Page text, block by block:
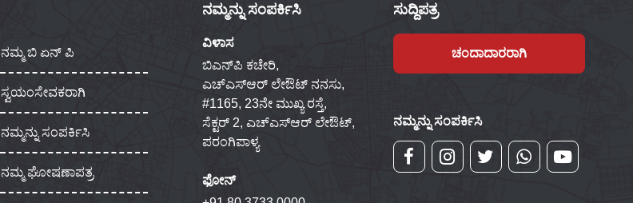
ನಮ್ಮ ಬಿ ಏನ್ ಪಿ
ಸ್ವಯಂಸೇವಕರಾಗಿ
ನಮ್ಮನ್ನು ಸಂಪರ್ಕಿಸಿ
ನಮ್ಮ ಘೋಷಣಾಪತ್ರ
ನಮ್ಮನ್ನು ಸಂಪರ್ಕಿಸಿ
ವಿಳಾಸ
ಬಿಎನ್‌ಪಿ ಕಚೇರಿ,
ಎಚ್‌ಎಸ್‌ಆರ್ ಲೇಔಟ್ ನನಸು,
#1165, 23ನೇ ಮುಖ್ಯ ರಸ್ತೆ,
ಸೆಕ್ಟರ್ 2, ಎಚ್‌ಎಸ್‌ಆರ್ ಲೇಔಟ್,
ಪರಂಗಿಪಾಳ್ಯ
ಫೋನ್
ಸುದ್ದಿಪತ್ರ
ಚಂದಾದಾರರಾಗಿ
ನಮ್ಮನ್ನು ಸಂಪರ್ಕಿಸಿ